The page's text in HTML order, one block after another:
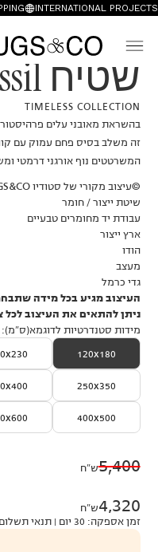
INTERNATIONAL PROJECTS
שטיח Fossil
TIMELESS COLLECTION
בהשראת מאובני עלים
זה משלב בסיס פחם עמוק עם
המשרטטים נוף אורגני דרמטי
©עיצוב מקורי של סטודיו RUGS&CO בהובלת גדי כרמל
שיטת ייצור / חומר
עבודת יד מחומרים טבעיים
ארץ ייצור
הודו
מעצב
גדי כרמל
העיצוב מגיע בכל מידה
ניתן להתאים את העיצוב
מידות סטנדרטיות לדוגמא(ס״מ):
120x180
250x350
400x500
5,400ש״ח
4,320ש״ח
זמן אספקה: 30 יום | תנאי תשלום: 50% מקדמה, 50% באספקה